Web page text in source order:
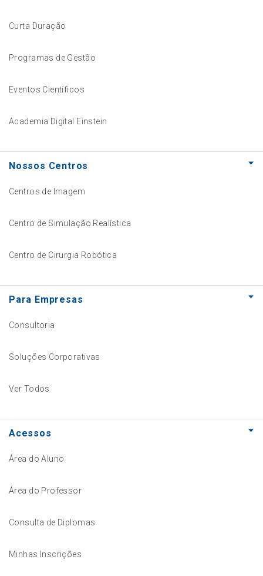
Curta Duração
Programas de Gestão
Eventos Científicos
Academia Digital Einstein
Nossos Centros
Centros de Imagem
Centro de Simulação Realística
Centro de Cirurgia Robótica
Para Empresas
Consultoria
Soluções Corporativas
Ver Todos
Acessos
Área do Aluno
Área do Professor
Consulta de Diplomas
Minhas Inscrições